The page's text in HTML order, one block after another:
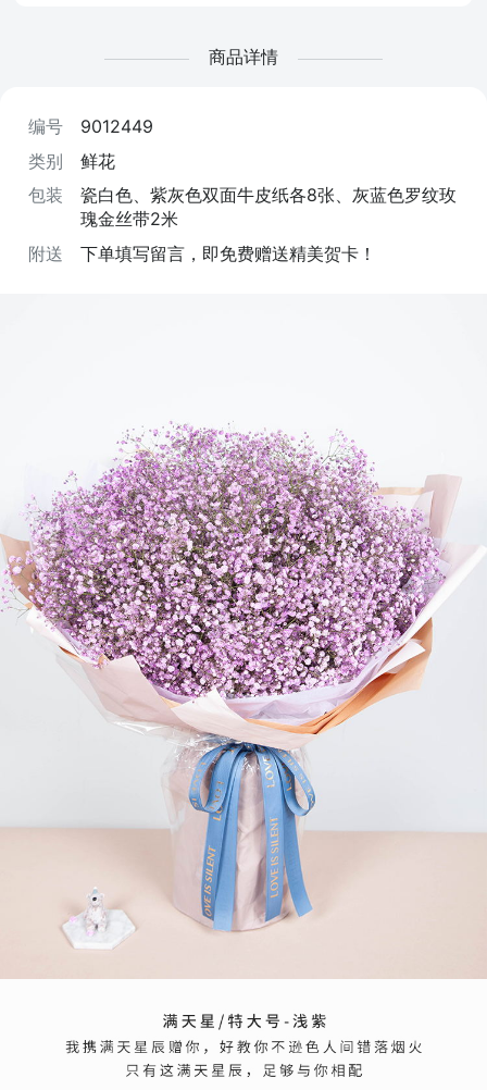
商品详情
编号
9012449
类别
鲜花
包装
瓷白色、紫灰色双面牛皮纸各8张、灰蓝色罗纹玫
瑰金丝带2米
附送
下单填写留言，即免费赠送精美贺卡！